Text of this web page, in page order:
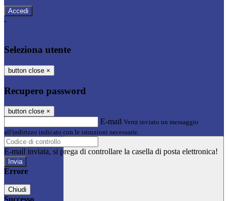
-
Seleziona utente
button close ×
Recupero password
button close ×
E-mail Verrà inviato un messaggio
all'indirizzo indicato con le istruzioni necessarie.
E-mail inviata, si prega di controllare la casella di posta elettronica!
Errore
Chiudi